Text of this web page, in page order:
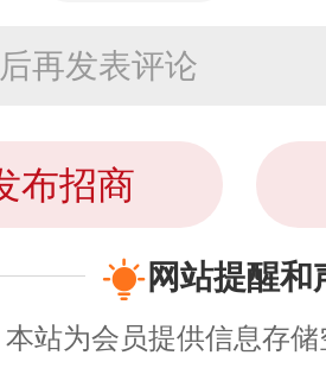
后再发表评论
布招商
网站提醒和
本站为会员提供信息存